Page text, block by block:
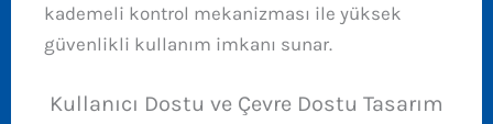
kademeli kontrol mekanizması ile yüksek
güvenlikli kullanım imkanı sunar.
Kullanıcı Dostu ve Çevre Dostu Tasarım